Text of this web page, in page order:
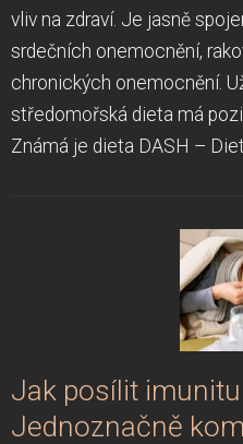
vliv na zdraví. Je jasně
srdečních onemocnění,
chronických onemocnění.
středomořská dieta má
Známá je dieta DASH –
Jak posílit
Jednoznačně